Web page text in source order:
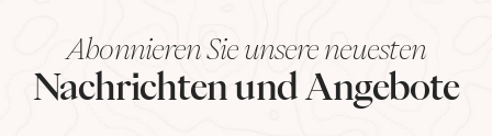
Abonnieren Sie unsere neuesten
Nachrichten und Angebote